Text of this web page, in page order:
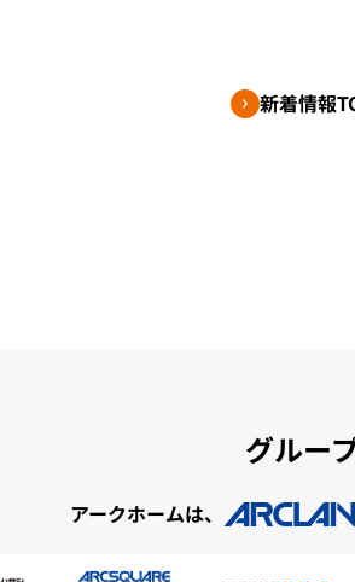
新着情報
グルー
アークホームは、